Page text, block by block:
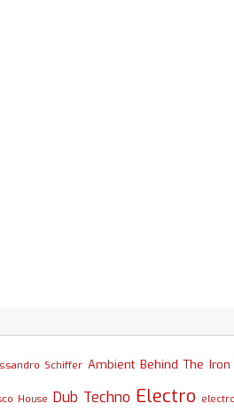
Schiffer Ambient Behind The Iron
House Dub Techno Electro